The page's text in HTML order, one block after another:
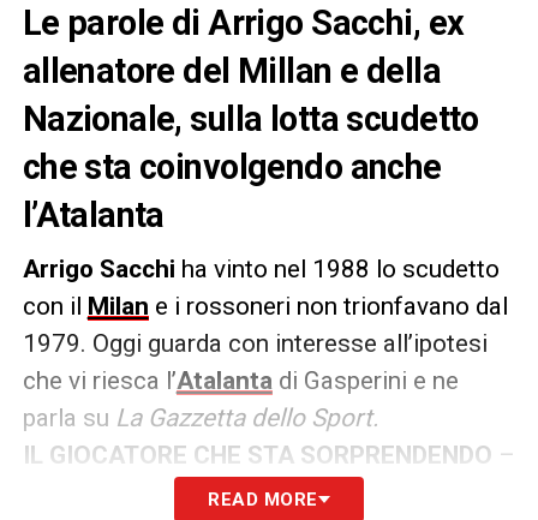
Le parole di Arrigo Sacchi, ex
allenatore del Millan e della
Nazionale, sulla lotta scudetto
che sta coinvolgendo anche
l’Atalanta
Arrigo Sacchi ha vinto nel 1988 lo scudetto
con il Milan e i rossoneri non trionfavano dal
1979. Oggi guarda con interesse all’ipotesi
che vi riesca l’Atalanta di Gasperini e ne
parla su La Gazzetta dello Sport.
IL GIOCATORE CHE STA SORPRENDENDO –
«Retegui. É capocannoniere del campionato.
READ MORE